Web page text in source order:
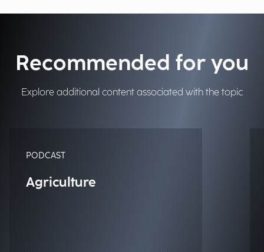
Recommended for you
Explore additional content associated with the topic
PODCAST
Agriculture